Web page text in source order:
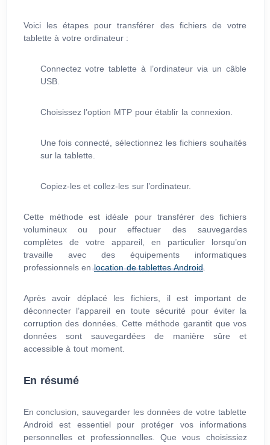
Voici les étapes pour transférer des fichiers de votre
tablette à votre ordinateur :
Connectez votre tablette à l’ordinateur via un câble
USB.
Choisissez l’option MTP pour établir la connexion.
Une fois connecté, sélectionnez les fichiers souhaités
sur la tablette.
Copiez-les et collez-les sur l’ordinateur.
Cette méthode est idéale pour transférer des fichiers
volumineux ou pour effectuer des sauvegardes
complètes de votre appareil, en particulier lorsqu’on
travaille avec des équipements informatiques
professionnels en location de tablettes Android
Après avoir déplacé les fichiers, il est important de
déconnecter l’appareil en toute sécurité pour éviter la
corruption des données. Cette méthode garantit que vos
données sont sauvegardées de manière sûre et
accessible à tout moment.
En résumé
En conclusion, sauvegarder les données de votre tablette
Android est essentiel pour protéger vos informations
personnelles et professionnelles. Que vous choisissiez